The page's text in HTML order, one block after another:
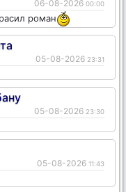
06-08-2026 00:00
роман
05-08-2026 23:31
05-08-2026 23:30
05-08-2026 11:43